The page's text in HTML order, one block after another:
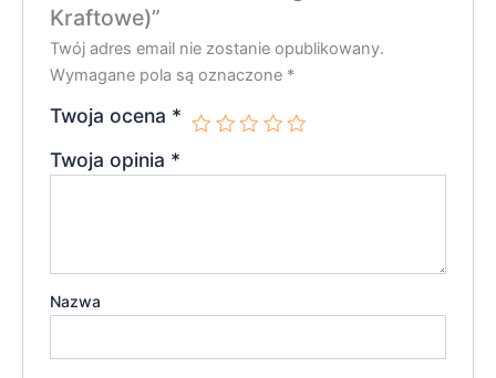
Kraftowe)”
Twój adres email nie zostanie opublikowany.
Wymagane pola są oznaczone *
Twoja ocena *
Twoja opinia *
Nazwa